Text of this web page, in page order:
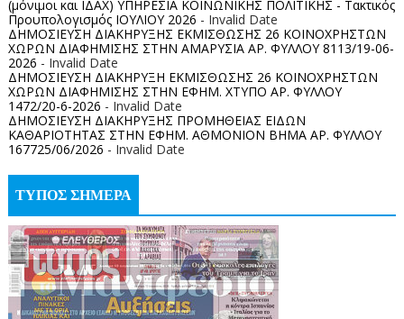
(μόνιμοι και ΙΔΑΧ) ΥΠΗΡΕΣΙΑ ΚΟΙΝΩΝΙΚΗΣ ΠΟΛΙΤΙΚΗΣ - Τακτικός
Προυπολογισμός ΙΟΥΛΙΟΥ 2026 - Invalid Date
ΔΗΜΟΣΙΕΥΣΗ ΔΙΑΚΗΡΥΞΗΣ ΕΚΜΙΣΘΩΣΗΣ 26 ΚΟΙΝΟΧΡΗΣΤΩΝ
ΧΩΡΩΝ ΔΙΑΦΗΜΙΣΗΣ ΣΤΗΝ ΑΜΑΡΥΣΙΑ ΑΡ. ΦΥΛΛΟΥ 8113/19-06-
2026 - Invalid Date
ΔΗΜΟΣΙΕΥΣΗ ΔΙΑΚΗΡΥΞΗ ΕΚΜΙΣΘΩΣΗΣ 26 ΚΟΙΝΟΧΡΗΣΤΩΝ
ΧΩΡΩΝ ΔΙΑΦΗΜΙΣΗΣ ΣΤΗΝ ΕΦΗΜ. ΧΤΥΠΟ ΑΡ. ΦΥΛΛΟΥ
1472/20-6-2026 - Invalid Date
ΔΗΜΟΣΙΕΥΣΗ ΔΙΑΚΗΡΥΞΗΣ ΠΡΟΜΗΘΕΙΑΣ ΕΙΔΩΝ
ΚΑΘΑΡΙΟΤΗΤΑΣ ΣΤΗΝ ΕΦΗΜ. ΑΘΜΟΝΙΟΝ ΒΗΜΑ ΑΡ. ΦΥΛΛΟΥ
167725/06/2026 - Invalid Date
ΤΥΠΟΣ ΣΗΜΕΡΑ